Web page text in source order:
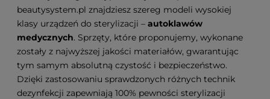
beautysystem.pl znajdziesz szereg modeli wysokiej
klasy urządzeń do sterylizacji – autoklawów
medycznych. Sprzęty, które proponujemy, wykonane
zostały z najwyższej jakości materiałów, gwarantując
tym samym absolutną czystość i bezpieczeństwo.
Dzięki zastosowaniu sprawdzonych różnych technik
dezynfekcji zapewniają 100% pewności sterylizacji